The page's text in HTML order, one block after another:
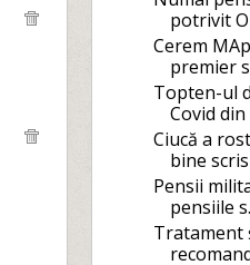
potrivit
Cerem
premier
Topten-ul
Covid
Ciucă a
bine scris
Pensii
pensiile
Tratament